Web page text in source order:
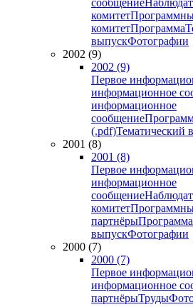
сообщение
комитет
комитетПрограмма
выпускФотографии
2002 (9)
2002 (9)
Первое
информационное
информационное
сообщение
(.pdf)Тематический
2001 (8)
2001 (8)
Первое
информационное
сообщение
комитет
партнёры
выпускФотографии
2000 (7)
2000 (7)
Первое
информационное
партнёрыТруды